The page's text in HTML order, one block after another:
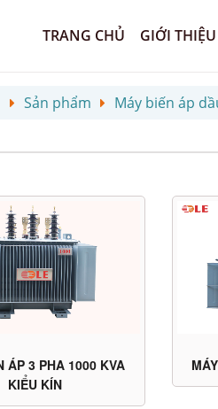
TRANG CHỦ GIỚI THIỆU
Sản phẩm Máy biến áp
ÁP 3 PHA 1000 KVA
KIỂU KÍN